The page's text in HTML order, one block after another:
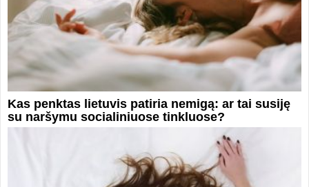
Kas penktas lietuvis patiria nemigą: ar tai susiję
su naršymu socialiniuose tinkluose?